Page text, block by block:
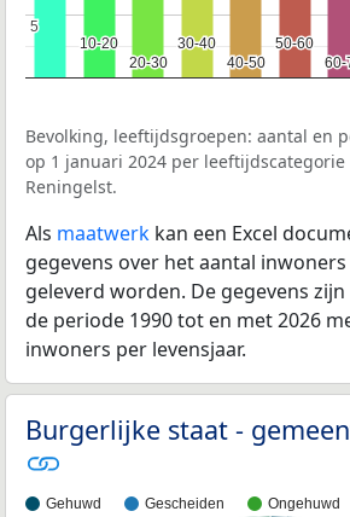
10-20
10-20
20-30
20-30
30-40
30-40
40-50
40-50
50-60
50-60
60-
60-
5
5
Bevolking, leeftijdsgroepen: aantal en
op 1 januari 2024 per leeftijdscategorie
Reningelst.
Als maatwerk kan een Excel
gegevens over het aantal
geleverd worden. De gegevens
de periode 1990 tot en met 2026
inwoners per levensjaar.
Burgerlijke staat -
Gehuwd Gescheiden Ongehuwd